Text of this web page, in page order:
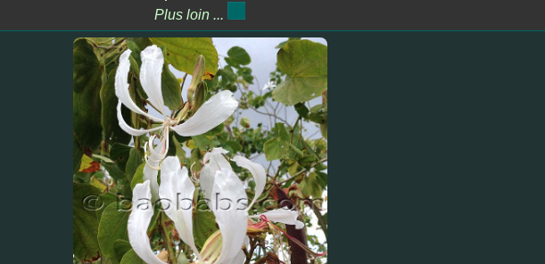
Plus loin ...